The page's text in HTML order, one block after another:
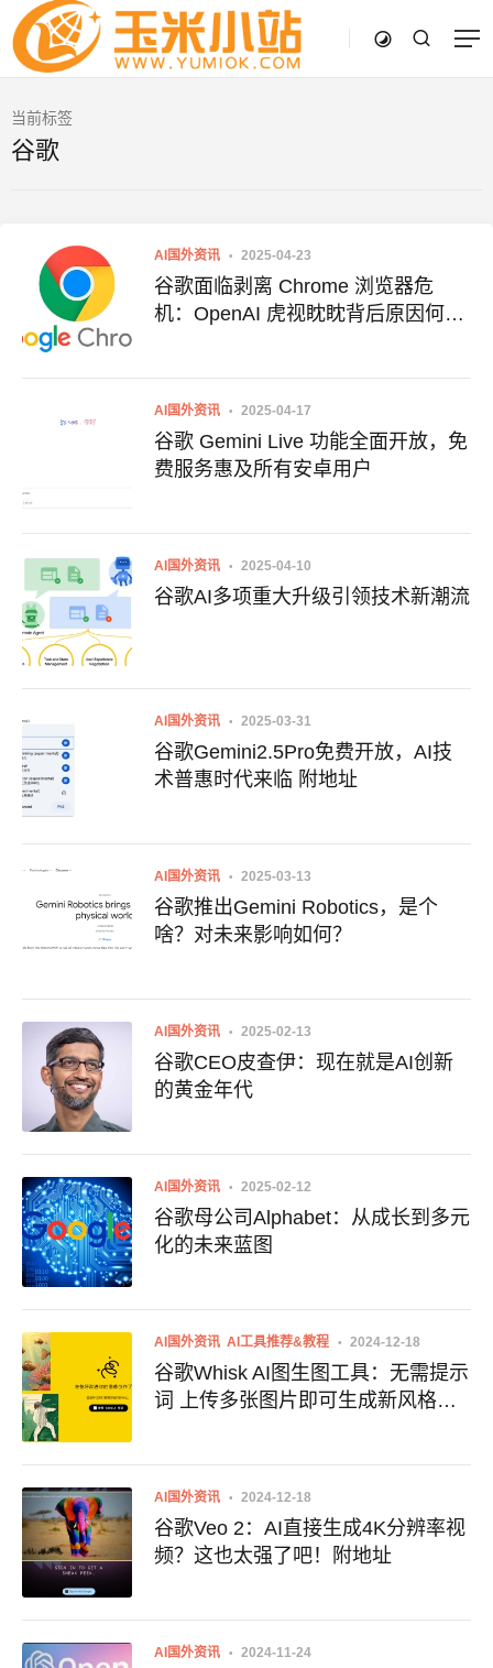
当前标签
谷歌
AI国外资讯 2025-04-23
谷歌面临剥离 Chrome 浏览器危
机：OpenAI 虎视眈眈背后原因何
AI国外资讯 2025-04-17
谷歌 Gemini Live 功能全面开放，免
费服务惠及所有安卓用户
AI国外资讯 2025-04-10
谷歌AI多项重大升级引领技术新潮流
AI国外资讯 2025-03-31
谷歌Gemini2.5Pro免费开放，AI技
术普惠时代来临 附地址
AI国外资讯 2025-03-13
谷歌推出Gemini Robotics，是个
啥？对未来影响如何？
AI国外资讯 2025-02-13
谷歌CEO皮查伊：现在就是AI创新
的黄金年代
AI国外资讯 2025-02-12
谷歌母公司Alphabet：从成长到多元
化的未来蓝图
AI国外资讯 AI工具推荐&教程 2024-12-18
谷歌Whisk AI图生图工具：无需提示
词 上传多张图片即可生成新风格图
AI国外资讯 2024-12-18
谷歌Veo 2：AI直接生成4K分辨率视
频？这也太强了吧！附地址
AI国外资讯 2024-11-24